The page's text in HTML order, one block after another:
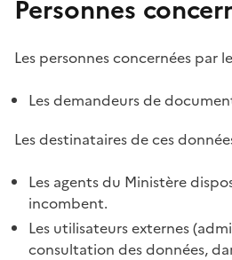
Personnes
Les personnes concernées par
Les demandeurs de
Les destinataires de ces
Les agents du Ministère
incombent.
Les utilisateurs externes
consultation des données,